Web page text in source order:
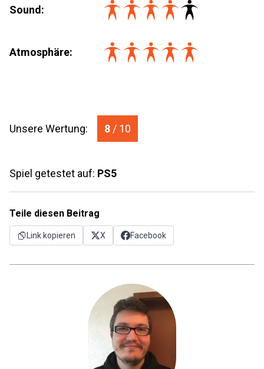
Sound:
Atmosphäre:
Unsere Wertung: 8 / 10
Spiel getestet auf: PS5
Teile diesen Beitrag
Link kopieren X Facebook